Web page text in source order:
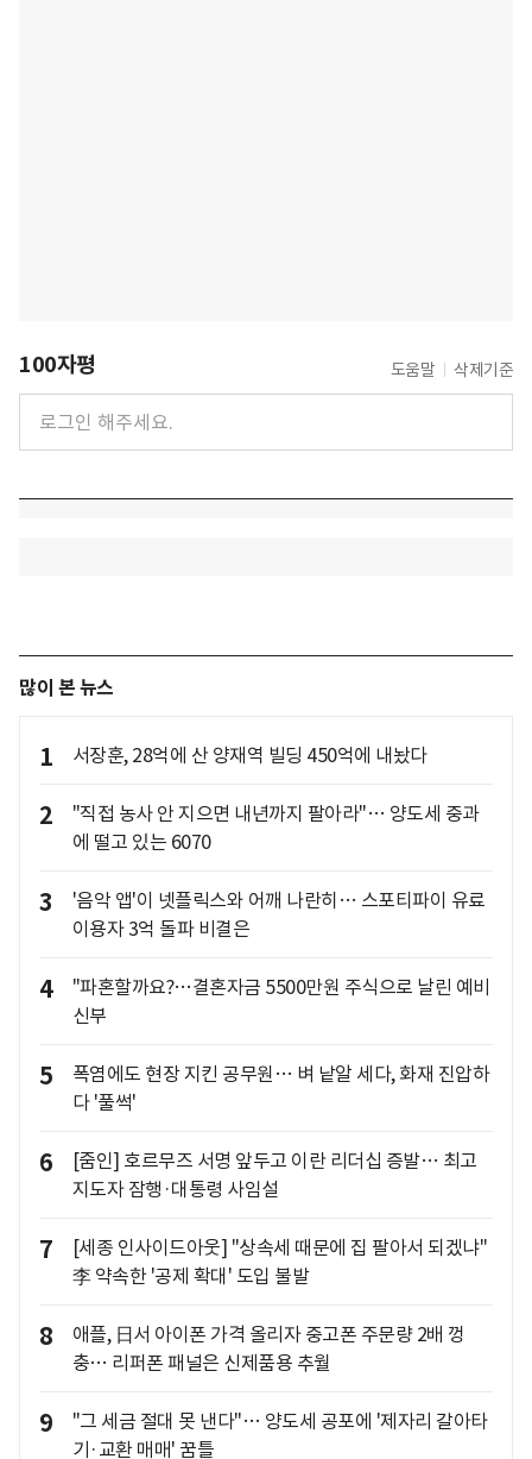
100자평 도움말 삭제기준
많이 본 뉴스
1 서장훈, 28억에 산 양재역 빌딩 450억에 내놨다
2
"직접 농사 안 지으면 내년까지 팔아라"… 양도세 중과
에 떨고 있는 6070
3
'음악 앱'이 넷플릭스와 어깨 나란히… 스포티파이 유료
이용자 3억 돌파 비결은
4
"파혼할까요?…결혼자금 5500만원 주식으로 날린 예비
신부
5
폭염에도 현장 지킨 공무원… 벼 낱알 세다, 화재 진압하
다 '풀썩'
6
[줌인] 호르무즈 서명 앞두고 이란 리더십 증발… 최고
지도자 잠행·대통령 사임설
7
[세종 인사이드아웃] "상속세 때문에 집 팔아서 되겠냐"
李 약속한 '공제 확대' 도입 불발
8
애플, 日서 아이폰 가격 올리자 중고폰 주문량 2배 껑
충… 리퍼폰 패널은 신제품용 추월
9
"그 세금 절대 못 낸다"… 양도세 공포에 '제자리 갈아타
기·교환 매매' 꿈틀